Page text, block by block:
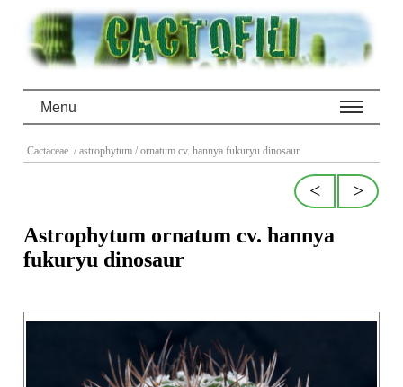
Menu
Cactaceae / astrophytum / ornatum cv. hannya fukuryu dinosaur
>
<
Astrophytum ornatum cv. hannya
fukuryu dinosaur